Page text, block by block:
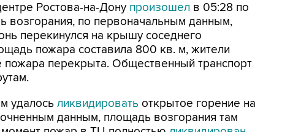
Ростова-на-Дону произошел в 05:28 по
возгорания, по первоначальным данным,
перекинулся на крышу соседнего
пожара составила 800 кв. м, жители
перекрыта. Общественный транспорт
удалось ликвидировать открытое горение на
данным, площадь возгорания там